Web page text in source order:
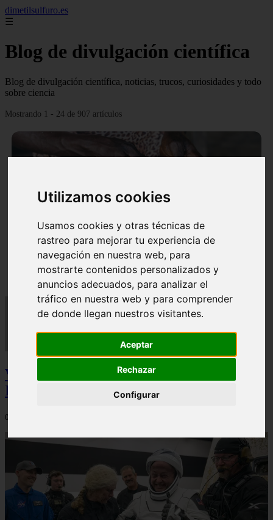
Utilizamos cookies
Usamos cookies y otras técnicas de
rastreo para mejorar tu experiencia de
navegación en nuestra web, para
mostrarte contenidos personalizados y
anuncios adecuados, para analizar el
tráfico en nuestra web y para comprender
de donde llegan nuestros visitantes.
Aceptar
Rechazar
Configurar
dimetilsulfuro.es
☰
Blog de divulgación científica
Blog de divulgación científica, noticias, trucos, curiosidades y todo
sobre ciencia
Mostrando 1 - 24 de 907 artículos
En África harán lo que parecía imposible: Utilizarán
moléculas de agua para cocinar sus alimentos
Video Advertencias desde la cúspide de la
IA: Hinton y el posible colapso social
06/03/2026